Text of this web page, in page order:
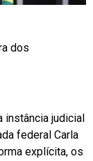
dos
instância judicial
federal Carla
explícita, os